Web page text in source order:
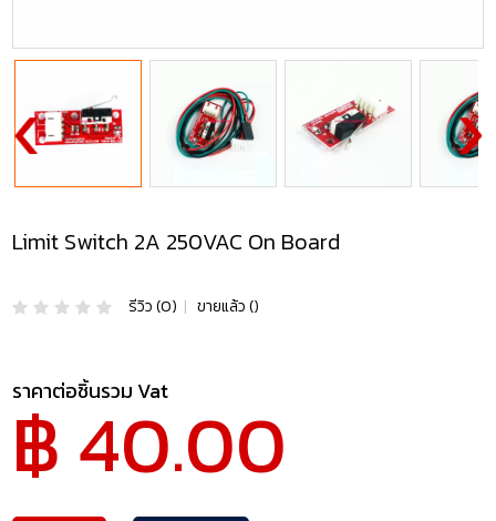
Limit Switch 2A 250VAC On Board
รีวิว (0) | ขายแล้ว ()
ราคาต่อชิ้นรวม Vat
฿ 40.00